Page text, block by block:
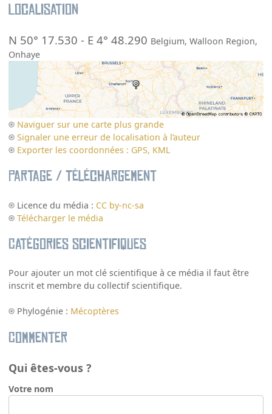
Localisation
N 50° 17.530 - E 4° 48.290 Belgium,Walloon Region,
Onhaye
Naviguer sur une carte plus grande
Signaler une erreur de localisation à l’auteur
Exporter les coordonnées : GPS, KML
Partage / Téléchargement
Licence du média : CC by-nc-sa
Télécharger le média
Catégories scientifiques
Pour ajouter un mot clé scientifique à ce média il faut être
inscrit et membre du collectif scientifique.
Phylogénie : Mécoptères
Commenter
Qui êtes-vous ?
Votre nom